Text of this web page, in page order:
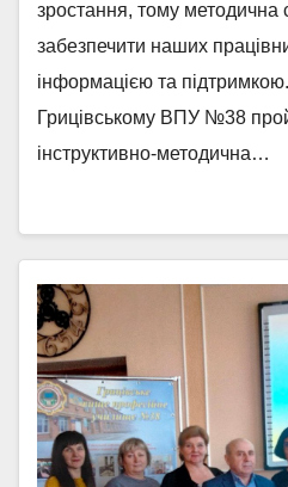
зростання, тому методична
забезпечити наших
інформацією та
Грицівському ВПУ №38
інструктивно-методична…